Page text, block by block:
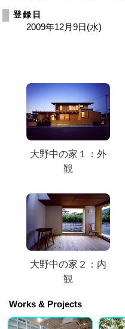
登録日
2009年12月9日(水)
大野中の家１：外
観
大野中の家２：内
観
Works & Projects